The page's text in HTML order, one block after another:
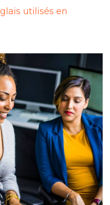
utilisés en